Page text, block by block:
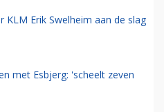
KLM Erik Swelheim aan de slag
met Esbjerg: 'scheelt zeven